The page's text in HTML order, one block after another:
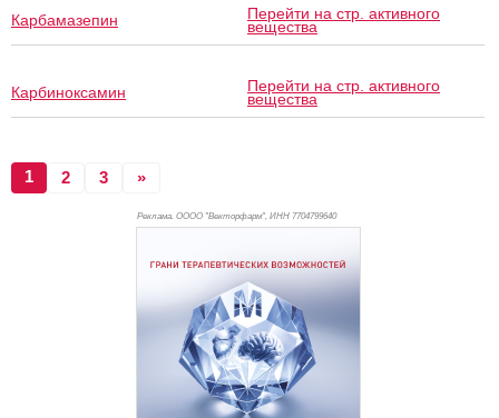
Карбамазепин Перейти на стр. активного
вещества
Карбиноксамин Перейти на стр. активного
вещества
1 2 3 »
Реклама. ОООО "Векторфарм", ИНН 7704799640